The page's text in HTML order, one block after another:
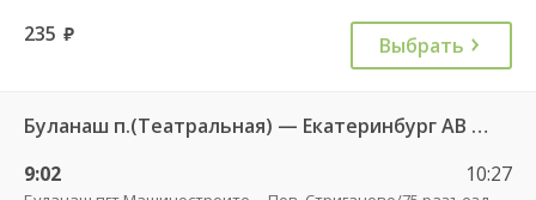
235 руб. Выбрать
Буланаш п.(Театральная) — Екатеринбург АВ Северный 523
9:02
10:27